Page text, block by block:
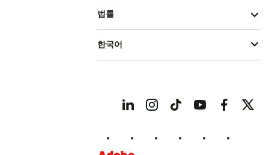
법률
한국어